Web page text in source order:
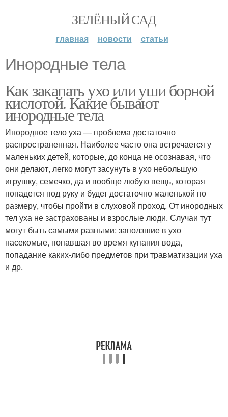
ЗЕЛЁНЫЙ САД
главная новости статьи
Инородные тела
Как закапать ухо или уши борной
кислотой. Какие бывают
инородные тела
Инородное тело уха — проблема достаточно
распространенная. Наиболее часто она встречается у
маленьких детей, которые, до конца не осознавая, что
они делают, легко могут засунуть в ухо небольшую
игрушку, семечко, да и вообще любую вещь, которая
попадется под руку и будет достаточно маленькой по
размеру, чтобы пройти в слуховой проход. От инородных
тел уха не застрахованы и взрослые люди. Случаи тут
могут быть самыми разными: заползшие в ухо
насекомые, попавшая во время купания вода,
попадание каких-либо предметов при травматизации уха
и др.